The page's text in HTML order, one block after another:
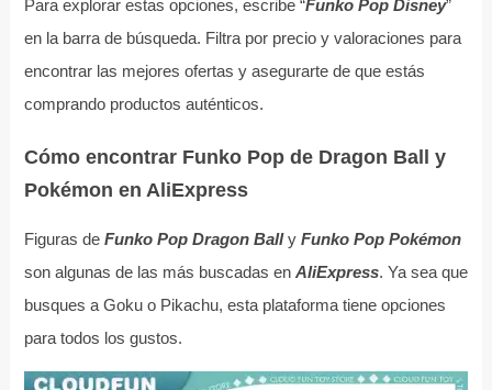
Para explorar estas opciones, escribe “Funko Pop Disney”
en la barra de búsqueda. Filtra por precio y valoraciones para
encontrar las mejores ofertas y asegurarte de que estás
comprando productos auténticos.
Cómo encontrar Funko Pop de Dragon Ball y
Pokémon en AliExpress
Figuras de Funko Pop Dragon Bally Funko Pop Pokémon
son algunas de las más buscadas en AliExpress. Ya sea que
busques a Goku o Pikachu, esta plataforma tiene opciones
para todos los gustos.